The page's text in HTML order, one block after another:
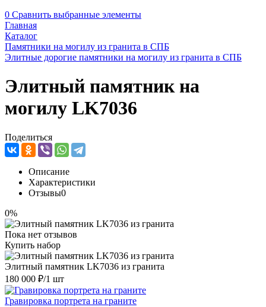
0 Сравнить выбранные элементы
Главная
Каталог
Памятники на могилу из гранита в СПБ
Элитные дорогие памятники на могилу из гранита в СПБ
Элитный памятник на
могилу LK7036
Поделиться
Описание
Характеристики
Отзывы0
0%
Пока нет отзывов
Купить набор
Элитный памятник LK7036 из гранита
180 000 ₽/1 шт
Гравировка портрета на граните